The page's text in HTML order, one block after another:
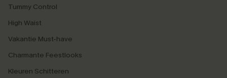
Tummy Control
High Waist
Vakantie Must-have
Charmante Feestlooks
Kleuren Schitteren